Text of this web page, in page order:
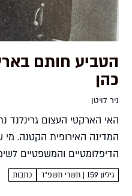
הטביע חותם
כהן
ניר לויטן
האי הארקטי העצום גרינלנד
המדינה האירופית הקטנה.
הדיפלומטיים והמשפטיים
יהודים שהצליח להשתלב
גיליון 159 | תשרי תשפ״ד כתבות